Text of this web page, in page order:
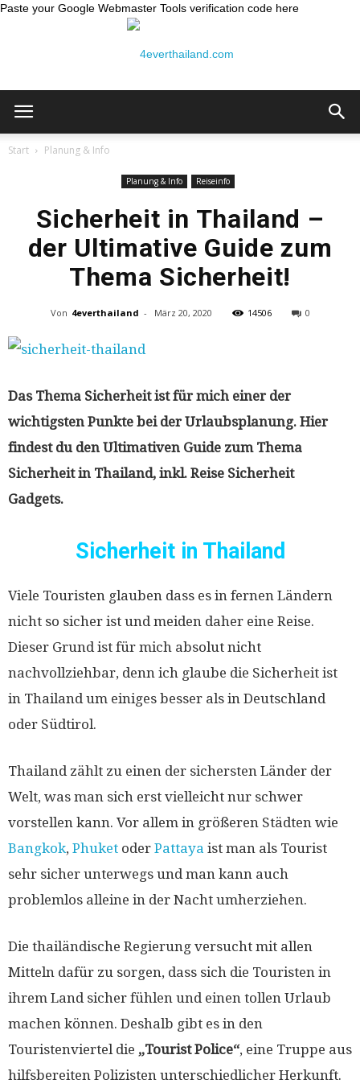
Paste your Google Webmaster Tools verification code here
4ever
Start Planung & Info
Planung & Info Reiseinfo
Sicherheit in Thailand –
der Ultimative Guide zum
Thema Sicherheit!
Von 4everthailand - März 20, 2020 14506 0
Das Thema Sicherheit ist für mich einer der
wichtigsten Punkte bei der Urlaubsplanung. Hier
findest du den Ultimativen Guide zum Thema
Sicherheit in Thailand, inkl. Reise Sicherheit
Gadgets.
Sicherheit in Thailand
Viele Touristen glauben dass es in fernen Ländern
nicht so sicher ist und meiden daher eine Reise.
Dieser Grund ist für mich absolut nicht
nachvollziehbar, denn ich glaube die Sicherheit ist
in Thailand um einiges besser als in Deutschland
oder Südtirol.
Thailand zählt zu einen der sichersten Länder der
Welt, was man sich erst vielleicht nur schwer
vorstellen kann. Vor allem in größeren Städten wie
Bangkok, Phuket oder Pattaya ist man als Tourist
sehr sicher unterwegs und man kann auch
problemlos alleine in der Nacht umherziehen.
Die thailändische Regierung versucht mit allen
Mitteln dafür zu sorgen, dass sich die Touristen in
ihrem Land sicher fühlen und einen tollen Urlaub
machen können. Deshalb gibt es in den
Touristenviertel die „Tourist Police“, eine Truppe aus
hilfsbereiten Polizisten unterschiedlicher Herkunft.